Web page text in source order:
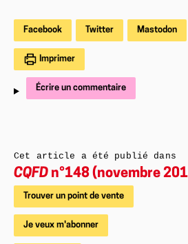
Facebook Twitter Mastodon
Imprimer
Écrire un commentaire
Cet article a été publié dans
CQFD n°148 (novembre
Trouver un point de vente
Je veux m'abonner